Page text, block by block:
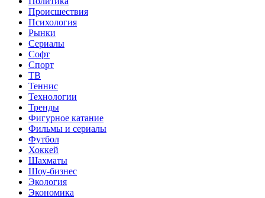
Происшествия
Психология
Рынки
Сериалы
Софт
Спорт
ТВ
Теннис
Технологии
Тренды
Фигурное катание
Фильмы и сериалы
Футбол
Хоккей
Шахматы
Шоу-бизнес
Экология
Экономика